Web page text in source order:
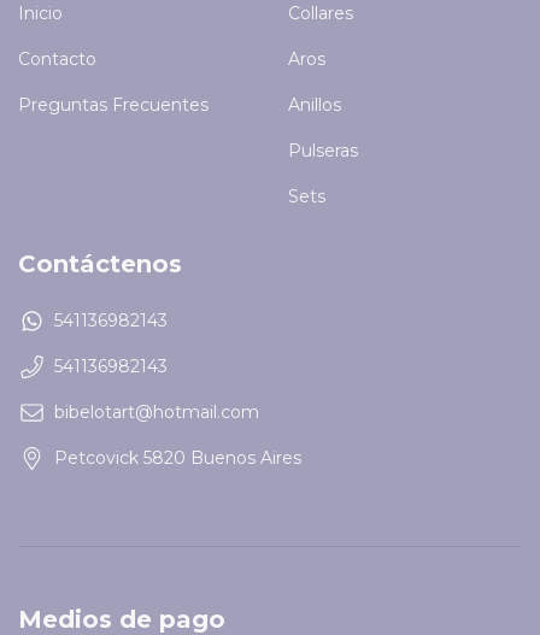
Inicio
Contacto
Preguntas Frecuentes
Collares
Aros
Anillos
Pulseras
Sets
Contáctenos
541136982143
541136982143
bibelotart@hotmail.com
Petcovick 5820 Buenos Aires
Medios de pago